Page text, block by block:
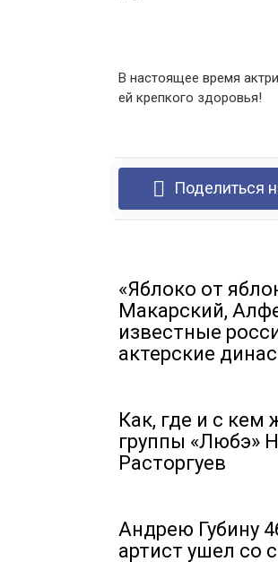
В настоящее время
ей крепкого здоровья!
Поделиться
«Яблоко от
Макарский,
известные
актерские
Как, где и с кем
группы «Любэ»
Расторгуев
Андрею Губину
артист ушел со